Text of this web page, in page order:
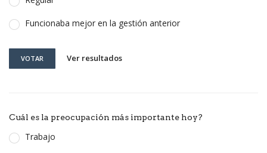
Funcionaba mejor en la gestión anterior
VOTAR Ver resultados
Cuál es la preocupación más importante hoy?
Trabajo